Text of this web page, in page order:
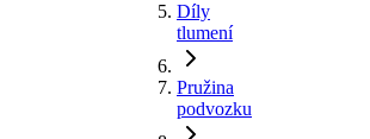
Díly
tlumení
Pružina
podvozku